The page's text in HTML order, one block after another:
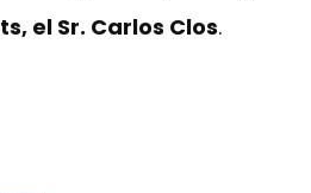
el Sr. Carlos Clos.